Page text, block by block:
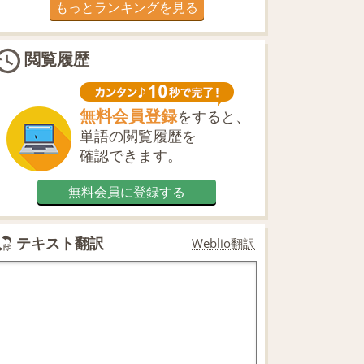
もっとランキングを見る
閲覧履歴
無料会員登録をすると、
単語の閲覧履歴を
確認できます。
無料会員に登録する
テキスト翻訳 Weblio翻訳